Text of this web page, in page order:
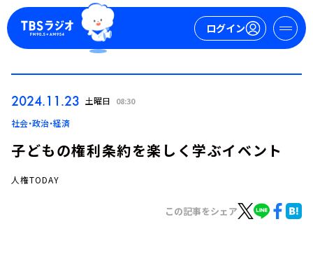
ログイン
2024.11.23 土曜日 08:30
社会・政治・経済
子どもの権利条約を楽しく学ぶイベント
人権TODAY
この記事をシェア